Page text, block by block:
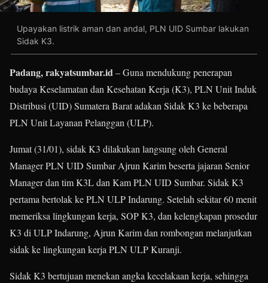
Upayakan listrik aman dan andal, PLN UID Sumbar lakukan
Sidak K3.
Padang, rakyatsumbar.id– Guna mendukung penerapan
budaya Keselamatan dan Kesehatan Kerja (K3), PLN Unit Induk
Distribusi (UID) Sumatera Barat adakan Sidak K3 ke beberapa
PLN Unit Layanan Pelanggan (ULP).
Jumat (31/01), sidak K3 dilakukan langsung oleh General
Manager PLN UID Sumbar Ajrun Karim beserta jajaran Senior
Manager dan tim K3L dan Kam PLN UID Sumbar. Sidak K3
pertama bertolak ke PLN ULP Indarung. Setelah sekitar 60 menit
memeriksa lingkungan kerja, SOP K3, dan kelengkapan prosedur
K3 di ULP Indarung, Ajrun Karim dan rombongan melanjutkan
sidak ke lingkungan kerja PLN ULP Kuranji.
Sidak K3 bertujuan menekan angka kecelakaan kerja, sehingga